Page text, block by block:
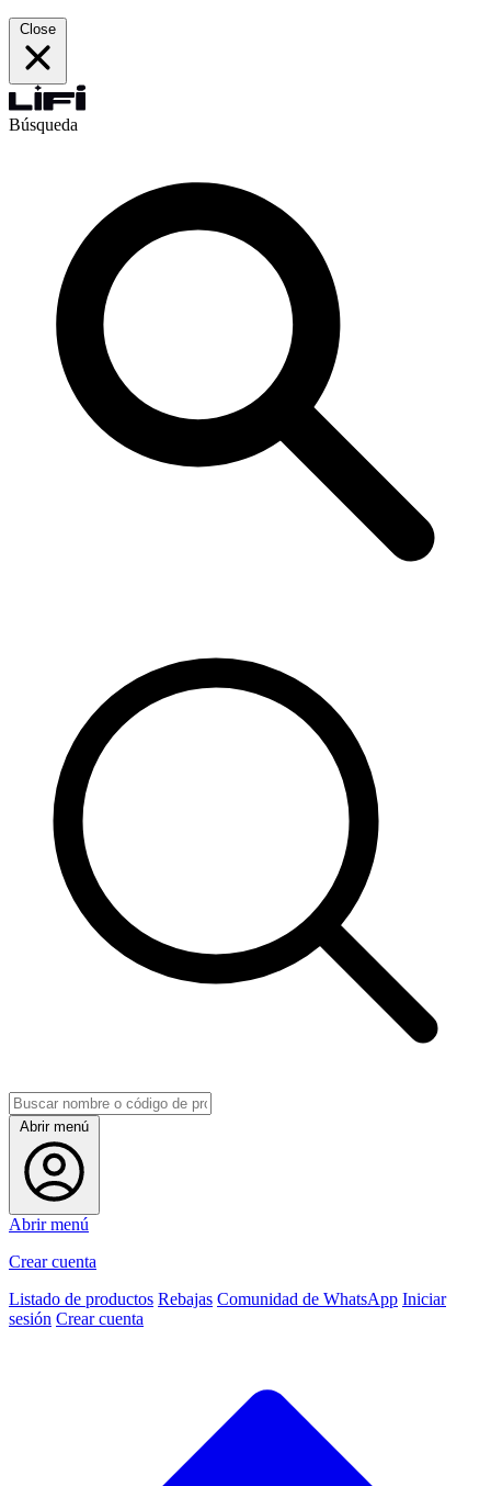
Close
Búsqueda
Abrir menú
Abrir menú
Crear cuenta
Listado de productos Rebajas Comunidad de WhatsApp Iniciar
sesión Crear cuenta